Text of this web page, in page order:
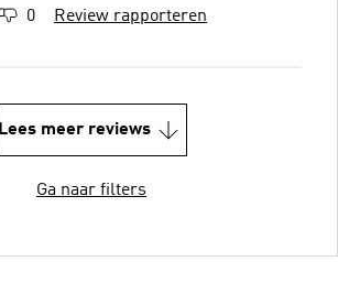
0 Review rapporteren
Lees meer reviews
Ga naar filters